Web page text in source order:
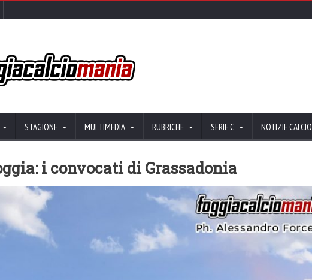
STAGIONE MULTIMEDIA RUBRICHE SERIE C NOTIZIE CALCIO
i convocati di Grassadonia